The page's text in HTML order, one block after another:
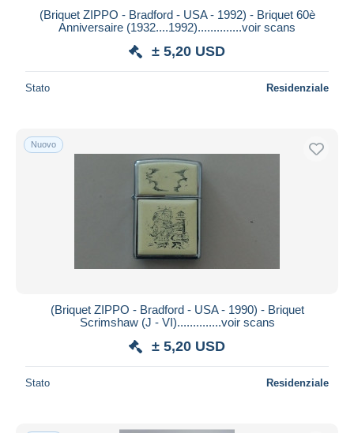
(Briquet ZIPPO - Bradford - USA - 1992) - Briquet 60è
Anniversaire (1932....1992)..............voir scans
± 5,20 USD
Stato Residenziale
Nuovo
(Briquet ZIPPO - Bradford - USA - 1990) - Briquet
Scrimshaw (J - VI)..............voir scans
± 5,20 USD
Stato Residenziale